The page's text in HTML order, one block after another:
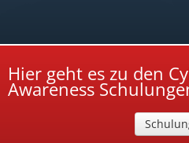
Hier geht es zu den
Awareness